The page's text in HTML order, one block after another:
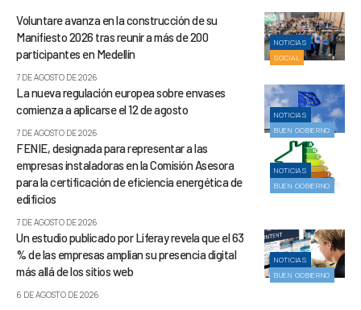
NOTICIAS
SOCIAL
Voluntare avanza en la construcción de su
Manifiesto 2026 tras reunir a más de 200
participantes en Medellín
7 DE AGOSTO DE 2026
NOTICIAS
BUEN GOBIERNO
La nueva regulación europea sobre envases
comienza a aplicarse el 12 de agosto
7 DE AGOSTO DE 2026
NOTICIAS
BUEN GOBIERNO
FENIE, designada para representar a las
empresas instaladoras en la Comisión Asesora
para la certificación de eficiencia energética de
edificios
7 DE AGOSTO DE 2026
NOTICIAS
BUEN GOBIERNO
Un estudio publicado por Liferay revela que el 63
% de las empresas amplían su presencia digital
más allá de los sitios web
6 DE AGOSTO DE 2026